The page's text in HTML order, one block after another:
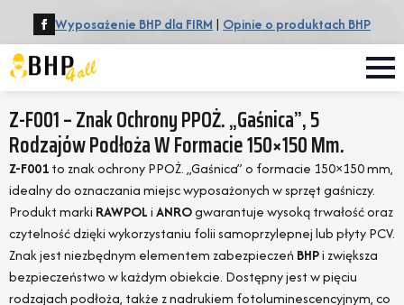
Wyposażenie BHP dla FIRM | Opinie o produktach BHP
Z-F001 – Znak Ochrony PPOŻ. „Gaśnica”, 5
Rodzajów Podłoża W Formacie 150×150 Mm.
Z-F001to znak ochrony PPOŻ. „Gaśnica” o formacie 150×150 mm,
idealny do oznaczania miejsc wyposażonych w sprzęt gaśniczy.
Produkt marki RAWPOLiANROgwarantuje wysoką trwałość oraz
czytelność dzięki wykorzystaniu folii samoprzylepnej lub płyty PCV.
Znak jest niezbędnym elementem zabezpieczeń BHPi zwiększa
bezpieczeństwo w każdym obiekcie. Dostępny jest w pięciu
rodzajach podłoża, także z nadrukiem fotoluminescencyjnym, co